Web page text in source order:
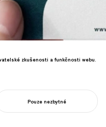
umožnila hlubší komunikaci
hodnoty služeb.
zkušenosti a funkčnosti webu.
Pouze nezbytné